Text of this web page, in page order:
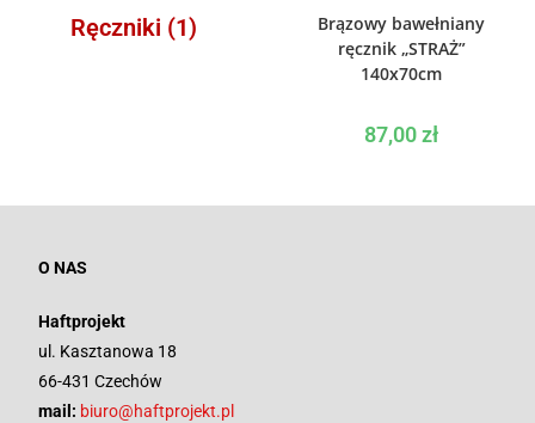
Ręczniki (1)
Brązowy bawełniany
ręcznik „STRAŻ”
140x70cm
87,00zł
O NAS
Haftprojekt
ul. Kasztanowa 18
66-431 Czechów
mail: biuro@haftprojekt.pl